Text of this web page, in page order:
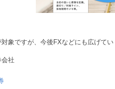
象ですが、今後FXなどにも広げてい
社